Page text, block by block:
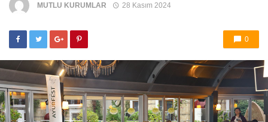
MUTLU KURUMLAR 28 Kasım 2024
0